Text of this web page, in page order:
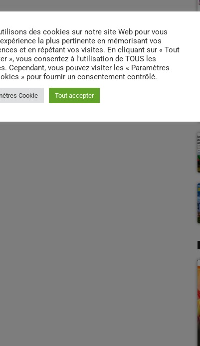
des cookies sur notre site Web pour vous
la plus pertinente en mémorisant vos
et en répétant vos visites. En cliquant sur « Tout
», vous consentez à l'utilisation de TOUS les
Cependant, vous pouvez visiter les « Paramètres
» pour fournir un consentement contrôlé.
Cookie Tout accepter